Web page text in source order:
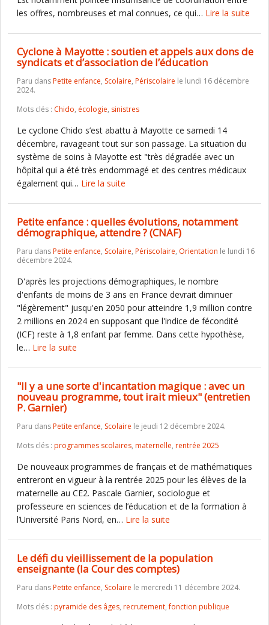
les offres, nombreuses et mal connues, ce qui… Lire la suite
Cyclone à Mayotte : soutien et appels aux dons de
syndicats et d’association de l’éducation
Paru dansPetite enfance, Scolaire, Périscolaire le lundi 16 décembre
2024.
Mots clés : Chido, écologie, sinistres
Le cyclone Chido s’est abattu à Mayotte ce samedi 14
décembre, ravageant tout sur son passage. La situation du
système de soins à Mayotte est "très dégradée avec un
hôpital qui a été très endommagé et des centres médicaux
également qui… Lire la suite
Petite enfance : quelles évolutions, notamment
démographique, attendre ? (CNAF)
Paru dansPetite enfance, Scolaire, Périscolaire, Orientation le lundi 16
décembre 2024.
D'après les projections démographiques, le nombre
d'enfants de moins de 3 ans en France devrait diminuer
"légèrement" jusqu'en 2050 pour atteindre 1,9 million contre
2 millions en 2024 en supposant que l'indice de fécondité
(ICF) reste à 1,8 enfant par femme. Dans cette hypothèse,
le… Lire la suite
"Il y a une sorte d'incantation magique : avec un
nouveau programme, tout irait mieux" (entretien
P. Garnier)
Paru dansPetite enfance, Scolaire le jeudi 12 décembre 2024.
Mots clés : programmes scolaires, maternelle, rentrée 2025
De nouveaux programmes de français et de mathématiques
entreront en vigueur à la rentrée 2025 pour les élèves de la
maternelle au CE2. Pascale Garnier, sociologue et
professeure en sciences de l’éducation et de la formation à
l’Université Paris Nord, en… Lire la suite
Le défi du vieillissement de la population
enseignante (la Cour des comptes)
Paru dansPetite enfance, Scolaire le mercredi 11 décembre 2024.
Mots clés : pyramide des âges, recrutement,fonction publique